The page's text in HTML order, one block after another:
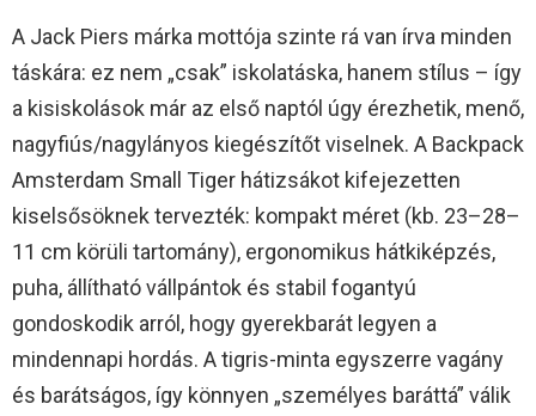
A Jack Piers márka mottója szinte rá van írva minden
táskára: ez nem „csak” iskolatáska, hanem stílus – így
a kisiskolások már az első naptól úgy érezhetik, menő,
nagyfiús/nagylányos kiegészítőt viselnek. A Backpack
Amsterdam Small Tiger hátizsákot kifejezetten
kiselsősöknek tervezték: kompakt méret (kb. 23–28–
11 cm körüli tartomány), ergonomikus hátkiképzés,
puha, állítható vállpántok és stabil fogantyú
gondoskodik arról, hogy gyerekbarát legyen a
mindennapi hordás. A tigris-minta egyszerre vagány
és barátságos, így könnyen „személyes baráttá” válik